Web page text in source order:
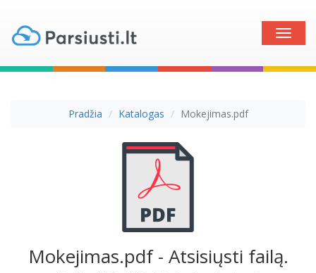
Toggle
Pradžia Katalogas Mokejimas.pdf
Mokejimas.pdf - Atsisiųsti failą.